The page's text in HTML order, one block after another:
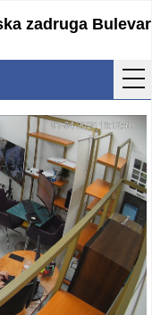
zadruga Bulevar